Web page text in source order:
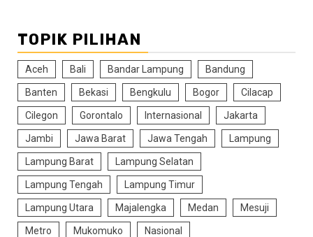
TOPIK PILIHAN
Aceh Bali Bandar Lampung Bandung
Banten Bekasi Bengkulu Bogor Cilacap
Cilegon Gorontalo Internasional Jakarta
Jambi Jawa Barat Jawa Tengah Lampung
Lampung Barat Lampung Selatan
Lampung Tengah Lampung Timur
Lampung Utara Majalengka Medan Mesuji
Metro Mukomuko Nasional